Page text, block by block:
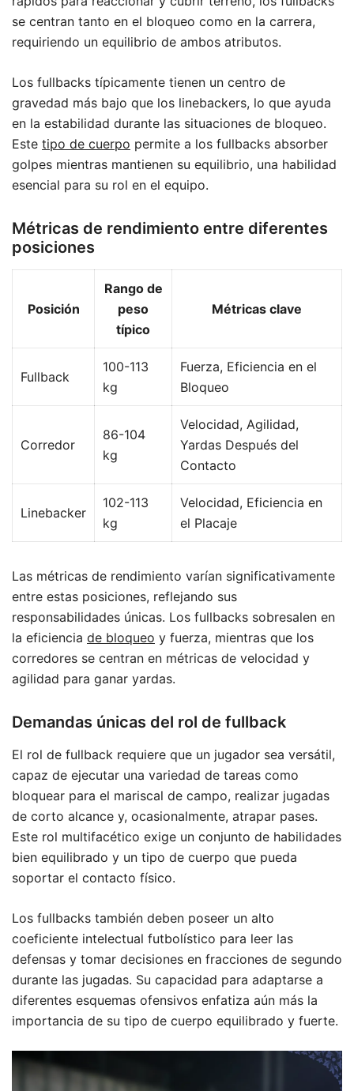
se centran tanto en el bloqueo como en la carrera,
requiriendo un equilibrio de ambos atributos.
Los fullbacks típicamente tienen un centro de
gravedad más bajo que los linebackers, lo que ayuda
en la estabilidad durante las situaciones de bloqueo.
Este tipo de cuerpo permite a los fullbacks absorber
golpes mientras mantienen su equilibrio, una habilidad
esencial para su rol en el equipo.
Métricas de rendimiento entre diferentes
posiciones
Posición
Rango de
peso
típico
Métricas clave
Fullback
100-113
kg
Fuerza, Eficiencia en el
Bloqueo
Corredor
86-104
kg
Velocidad, Agilidad,
Yardas Después del
Contacto
Linebacker
102-113
kg
Velocidad, Eficiencia en
el Placaje
Las métricas de rendimiento varían significativamente
entre estas posiciones, reflejando sus
responsabilidades únicas. Los fullbacks sobresalen en
la eficiencia de bloqueo y fuerza, mientras que los
corredores se centran en métricas de velocidad y
agilidad para ganar yardas.
Demandas únicas del rol de fullback
El rol de fullback requiere que un jugador sea versátil,
capaz de ejecutar una variedad de tareas como
bloquear para el mariscal de campo, realizar jugadas
de corto alcance y, ocasionalmente, atrapar pases.
Este rol multifacético exige un conjunto de habilidades
bien equilibrado y un tipo de cuerpo que pueda
soportar el contacto físico.
Los fullbacks también deben poseer un alto
coeficiente intelectual futbolístico para leer las
defensas y tomar decisiones en fracciones de segundo
durante las jugadas. Su capacidad para adaptarse a
diferentes esquemas ofensivos enfatiza aún más la
importancia de su tipo de cuerpo equilibrado y fuerte.